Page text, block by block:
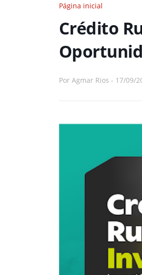
Página inicial
Crédito
Por Agmar Rios - 17/09/